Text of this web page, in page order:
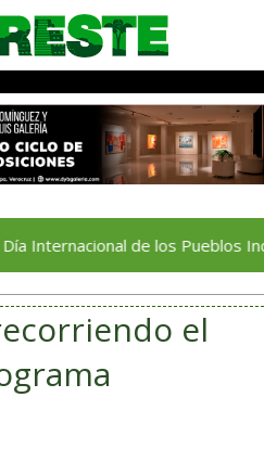
de los Pueblos Indígenas
el